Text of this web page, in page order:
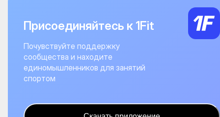
Присоединяйтесь к 1Fit
Почувствуйте поддержку
сообщества и находите
единомышленников для занятий
спортом